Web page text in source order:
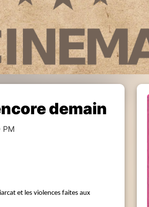
demain
et les violences faites aux